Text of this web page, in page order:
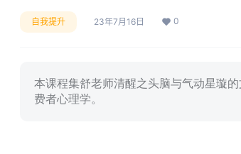
自我提升 23年7月16日 0
本课程集舒老师清醒之头脑与气动星璇
费者心理学。